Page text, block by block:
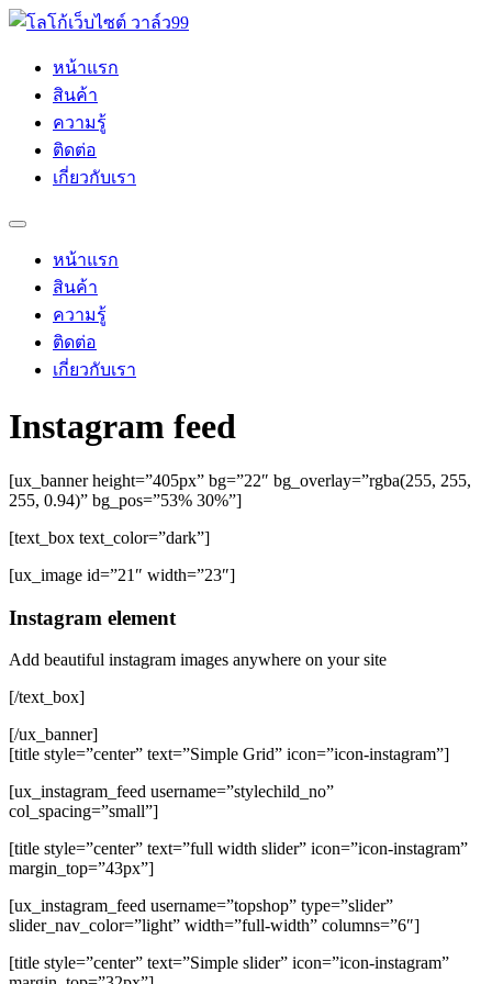
Skip
หน้าแรก
สินค้า
ความรู้
ติดต่อ
เกี่ยวกับเรา
หน้าแรก
สินค้า
ความรู้
ติดต่อ
เกี่ยวกับเรา
Instagram feed
[ux_banner height=”405px” bg=”22″ bg_overlay=”rgba(255, 255,
255, 0.94)” bg_pos=”53% 30%”]
[text_box text_color=”dark”]
[ux_image id=”21″ width=”23″]
Instagram element
Add beautiful instagram images anywhere on your site
[/text_box]
[/ux_banner]
[title style=”center” text=”Simple Grid” icon=”icon-instagram”]
[ux_instagram_feed username=”stylechild_no”
col_spacing=”small”]
[title style=”center” text=”full width slider” icon=”icon-instagram”
margin_top=”43px”]
[ux_instagram_feed username=”topshop” type=”slider”
slider_nav_color=”light” width=”full-width” columns=”6″]
[title style=”center” text=”Simple slider” icon=”icon-instagram”